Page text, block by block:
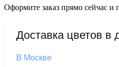
Оформите заказ прямо сейчас и
Доставка цветов в
В Москве